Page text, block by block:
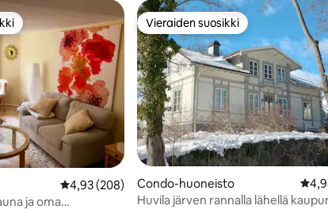
parhaimmistoa
Keskimääräinen arvio 4,93/5, 208 arvostelua
4,93 (208)
ja oma
Vieraiden suosikki
Vieraiden suosikki
Condo-huoneisto
Huvila järven rannalla lähellä